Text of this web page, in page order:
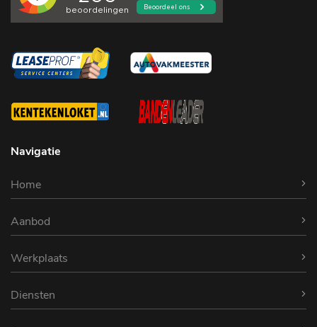
Navigatie
Home
Aanbod
Werkplaats
Diensten